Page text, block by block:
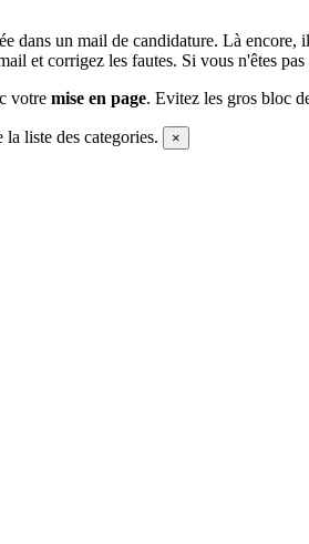
dans un mail de candidature. Là
et corrigez les fautes. Si vous n'êtes
votre mise en page. Evitez les gros bloc
liste des categories. ×